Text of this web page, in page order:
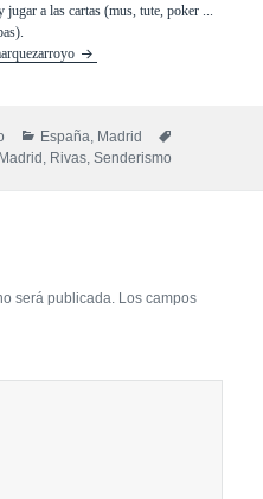
a las cartas (mus, tute, poker ...
Categorías
España, Madrid
Madrid , Rivas,Senderismo
será publicada. Los campos